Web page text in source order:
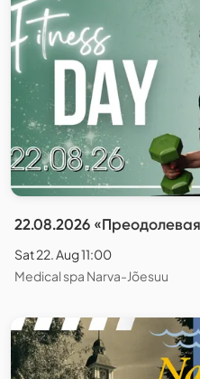
22.08.2026
Sat 22. Aug 11:00
Medical spa Narva-Jõesuu